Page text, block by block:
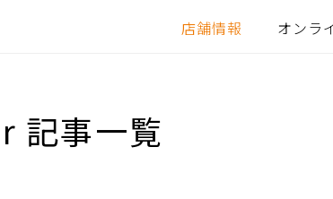
店舗情報 オンラ
記事一覧